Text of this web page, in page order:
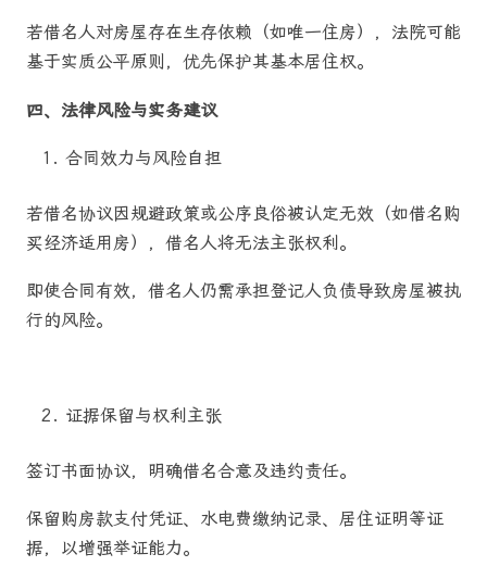
若借名人对房屋存在生存依赖（如唯一住房），法院可能
基于实质公平原则，优先保护其基本居住权。
四、法律风险与实务建议
合同效力与风险自担
若借名协议因规避政策或公序良俗被认定无效（如借名购
买经济适用房），借名人将无法主张权利。
即使合同有效，借名人仍需承担登记人负债导致房屋被执
行的风险。
证据保留与权利主张
签订书面协议，明确借名合意及违约责任。
保留购房款支付凭证、水电费缴纳记录、居住证明等证
据，以增强举证能力。